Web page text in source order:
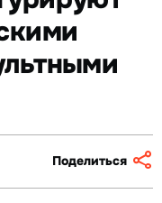
Поделиться